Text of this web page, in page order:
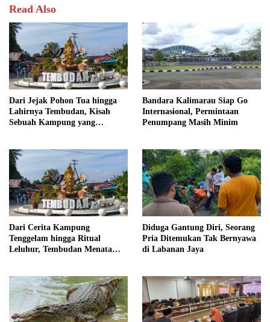
Read Also
Dari Jejak Pohon Tua hingga
Lahirnya Tembudan, Kisah
Sebuah Kampung yang
Bandara Kalimarau Siap Go
Internasional, Permintaan
Penumpang Masih Minim
Dari Cerita Kampung
Tenggelam hingga Ritual
Leluhur, Tembudan Menata
Diduga Gantung Diri, Seorang
Pria Ditemukan Tak Bernyawa
di Labanan Jaya